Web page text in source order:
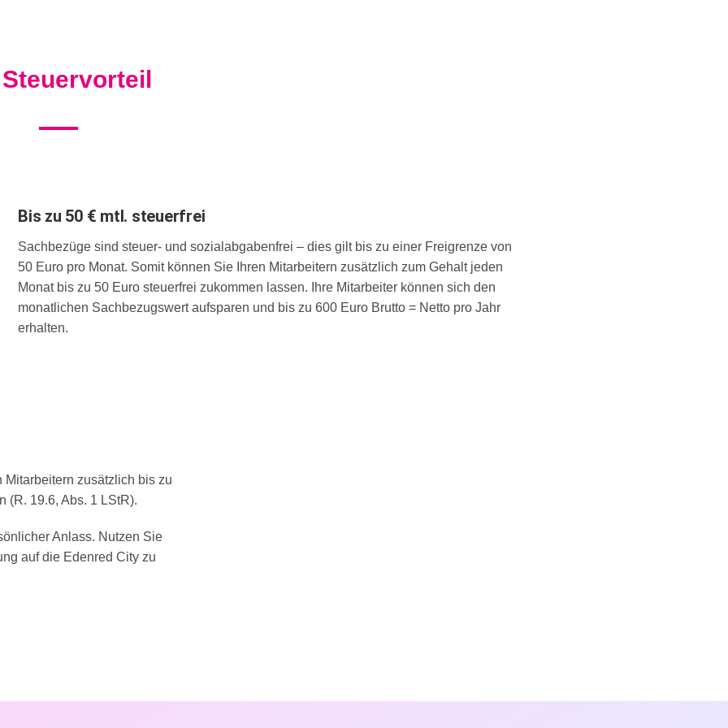
Steuervorteil
Bis zu 50 € mtl. steuerfrei
Sachbezüge sind steuer- und sozialabgabenfrei – dies gilt bis zu einer Freigrenze von
50 Euro pro Monat. Somit können Sie Ihren Mitarbeitern zusätzlich zum Gehalt jeden
Monat bis zu 50 Euro steuerfrei zukommen lassen. Ihre Mitarbeiter können sich den
monatlichen Sachbezugswert aufsparen und bis zu 600 Euro Brutto = Netto pro Jahr
erhalten.
zusätzlich bis zu
(R. 19.6, Abs. 1 LStR).
Anlass. Nutzen Sie
auf die Edenred City zu